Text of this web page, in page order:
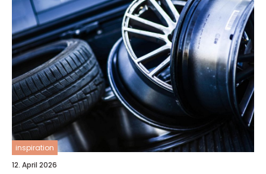
inspiration
12. April 2026